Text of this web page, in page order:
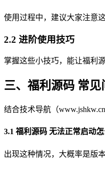
使用过程中，建议大家注意
2.2 进阶使用技巧
掌握这些小技巧，能让福利
三、福利源码 常见
结合技术导航（
3.1 福利源码 无法正常启动怎
出现这种情况，大概率是版